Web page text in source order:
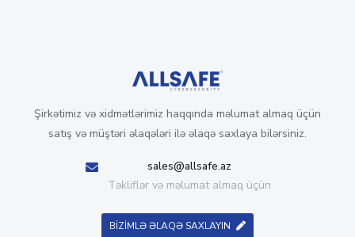
Şirkətimiz və xidmətlərimiz haqqında məlumat almaq üçün
satış və müştəri əlaqələri ilə əlaqə saxlaya bilərsiniz.
sales@allsafe.az
Təkliflər və məlumat almaq üçün
BİZİMLƏ ƏLAQƏ SAXLAYIN